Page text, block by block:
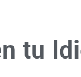
tu